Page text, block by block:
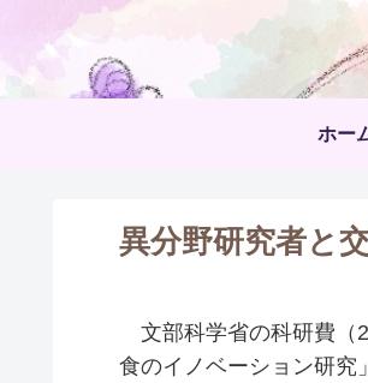
ホー
異分野研究者と
文部科学省の科研費（
食のイノベーション研究